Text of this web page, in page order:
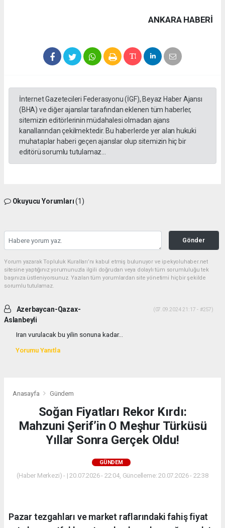
ANKARA HABERİ
İnternet Gazetecileri Federasyonu (İGF), Beyaz Haber Ajansı
(BHA) ve diğer ajanslar tarafından eklenen tüm haberler,
sitemizin editörlerinin müdahalesi olmadan ajans
kanallarından çekilmektedir. Bu haberlerde yer alan hukuki
muhataplar haberi geçen ajanslar olup sitemizin hiç bir
editörü sorumlu tutulamaz...
Okuyucu Yorumları(1)
Gönder
Yorum yazarak Topluluk Kuralları’nı kabul etmiş bulunuyor ve ipekyoluhaber.net
sitesine yaptığınız yorumunuzla ilgili doğrudan veya dolaylı tüm sorumluluğu tek
başınıza üstleniyorsunuz. Yazılan tüm yorumlardan site yönetimi hiçbir şekilde
sorumlu tutulamaz.
Azerbaycan-Qazax-
Aslanbeyli
(07.09.2024 21:17 - #257)
Iran vurulacak bu yilin sonuna kadar...
Yorumu Yanıtla
Anasayfa Gündem
Soğan Fiyatları Rekor Kırdı:
Mahzuni Şerif’in O Meşhur Türküsü
Yıllar Sonra Gerçek Oldu!
GÜNDEM
(Haber Merkezi) - | 20.07.2026 - 22:04, Güncelleme: 20.07.2026 - 22:38
Pazar tezgahları ve market raflarındaki fahiş fiyat